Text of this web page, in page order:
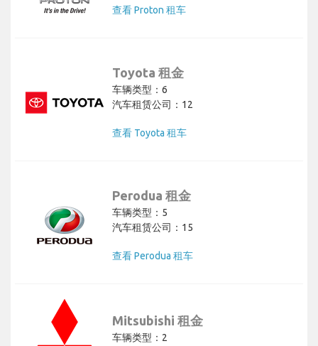
查看 Proton 租车
Toyota 租金
车辆类型：6
汽车租赁公司：12
查看 Toyota 租车
Perodua 租金
车辆类型：5
汽车租赁公司：15
查看 Perodua 租车
Mitsubishi 租金
车辆类型：2